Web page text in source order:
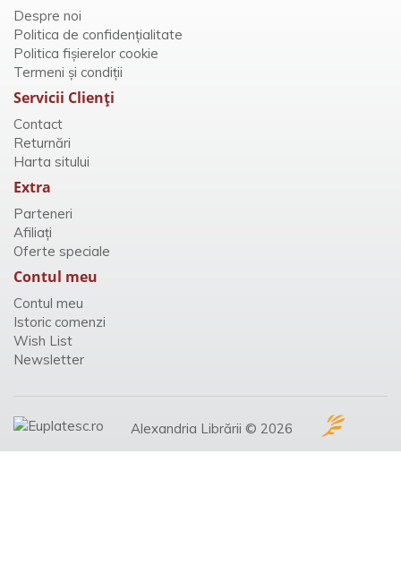
Despre noi
Politica de confidențialitate
Politica fișierelor cookie
Termeni și condiții
Servicii Clienţi
Contact
Returnări
Harta sitului
Extra
Parteneri
Afiliaţi
Oferte speciale
Contul meu
Contul meu
Istoric comenzi
Wish List
Newsletter
Alexandria Librării © 2026